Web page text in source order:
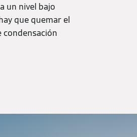
un nivel bajo
que quemar el
condensación